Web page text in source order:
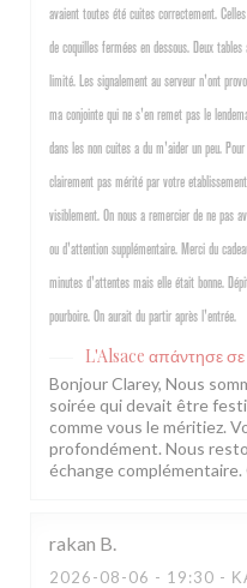
avaient toutes été cuites correctement.
de coquilles fermées en dessous. Deux
limité. Les signalement au serveur n'ont
ma conjointe qui ne s'en remet pas le
dans les non cuites a du m'aider un peu.
clairement pas mérité par votre
visiblement. On nous a remercier de ne pas
ou d'attention supplémentaire. Merci du
minutes d'attentes mais elle était bonne.
pourboire. On aurait du partir après l'entrée.
L'Alsace απάντησε σε
Bonjour Clarey, Nous
soirée qui devait être
comme vous le méritiez.
profondément. Nous
échange
rakan B
2026-08-06 - 19:30 -